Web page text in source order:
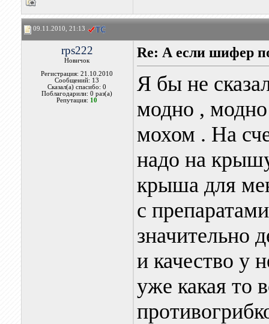
09.11.2010, 21:13
rps222
Новичок
Регистрация: 21.10.2010
Сообщений: 13
Сказал(а) спасибо: 0
Поблагодарили: 0 раз(а)
Репутация: 10
Re: А если шифер
Я бы не
модно , модно
мохом . На
надо на
крыша для
с
значительно
и качество у
уже какая то